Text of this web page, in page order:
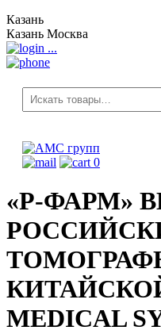
Казань
Казань Москва
...
0
«Р-ФАРМ»
MEDICAL